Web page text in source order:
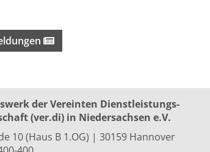
der Vereinten Dienst­leis­tungs­
(ver.di) in Niedersachsen e.V.
10 (Haus B 1.OG) | 30159 Hannover